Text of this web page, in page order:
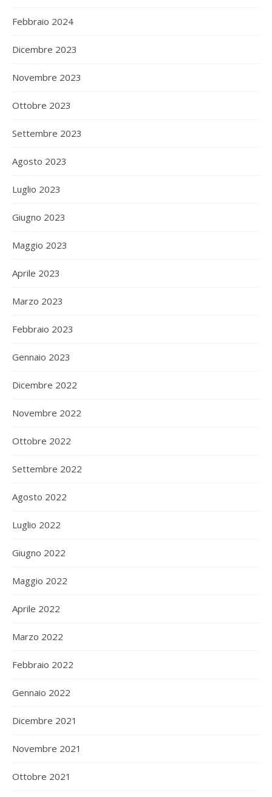
Febbraio 2024
Dicembre 2023
Novembre 2023
Ottobre 2023
Settembre 2023
Agosto 2023
Luglio 2023
Giugno 2023
Maggio 2023
Aprile 2023
Marzo 2023
Febbraio 2023
Gennaio 2023
Dicembre 2022
Novembre 2022
Ottobre 2022
Settembre 2022
Agosto 2022
Luglio 2022
Giugno 2022
Maggio 2022
Aprile 2022
Marzo 2022
Febbraio 2022
Gennaio 2022
Dicembre 2021
Novembre 2021
Ottobre 2021